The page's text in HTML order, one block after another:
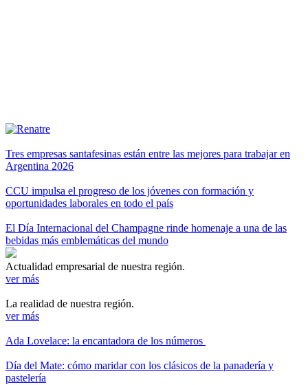
Tres empresas santafesinas están entre las mejores para trabajar en
Argentina 2026
CCU impulsa el progreso de los jóvenes con formación y
oportunidades laborales en todo el país
El Día Internacional del Champagne rinde homenaje a una de las
bebidas más emblemáticas del mundo
Actualidad empresarial de nuestra región.
ver más
La realidad de nuestra región.
ver más
Ada Lovelace: la encantadora de los números
Día del Mate: cómo maridar con los clásicos de la panadería y
pastelería